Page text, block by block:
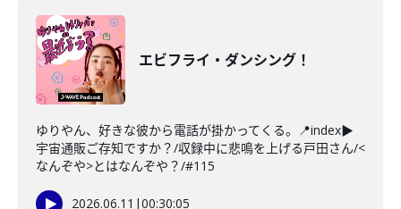
エビフライ・ダンシング！
ゆりやん、好きな彼から電話が掛かってくる。📍index▶
宇宙通販ご存知ですか？/収録中に悲鳴を上げる戸田さん/<
なんぞや>とはなんぞや？/#115
2026.06.11 |00:30:05